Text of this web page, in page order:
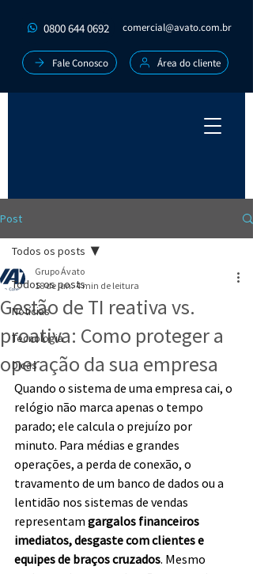
0800 644 0692 comercial@avato.com.br
Fale Conosco Área do cliente
Post
Todos os posts
Notícias
Tecnologia
Dicas
Todos os posts
Gestão de TI reativa vs.
proativa: Como proteger a
operação da sua empresa
Grupo Ávato
18 de jun. 4 min de leitura
Quando o sistema de uma empresa cai, o
relógio não marca apenas o tempo
parado; ele calcula o prejuízo por
minuto. Para médias e grandes
operações, a perda de conexão, o
travamento de um banco de dados ou a
lentidão nos sistemas de vendas
representam gargalos financeiros
imediatos, desgaste com clientes e
equipes de braços cruzados. Mesmo